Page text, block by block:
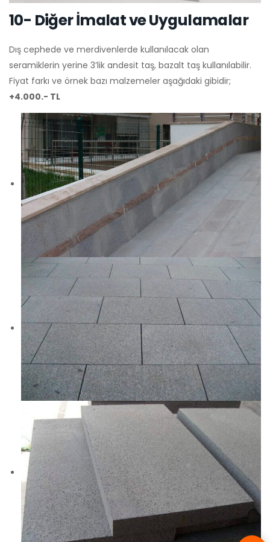
10- Diğer İmalat ve Uygulamalar
Dış cephede ve merdivenlerde kullanılacak olan
seramiklerin yerine 3’lik andesit taş, bazalt taş kullanılabilir.
Fiyat farkı ve örnek bazı malzemeler aşağıdaki gibidir;
+4.000.- TL